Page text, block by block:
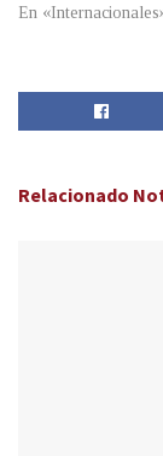
En
Relacionado